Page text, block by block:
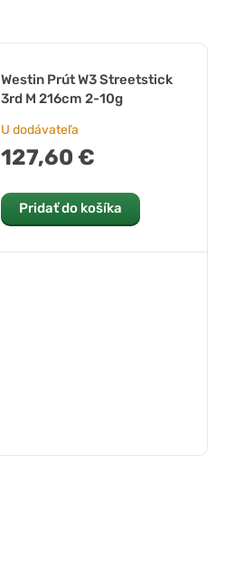
Westin Prút W3 Streetstick
3rd M 216cm 2-10g
U dodávateľa
127,60 €
Pridať do košíka